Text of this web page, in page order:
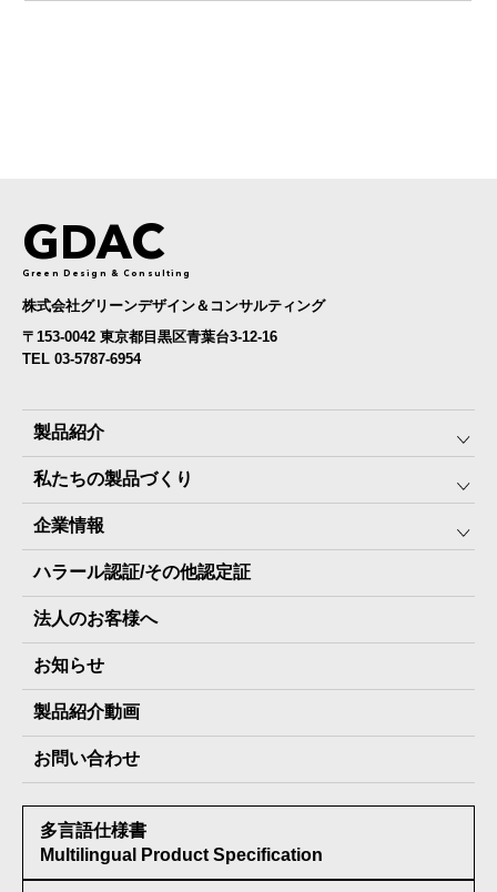
GDAC
Green Design & Consulting
株式会社グリーンデザイン＆コンサルティング
〒153-0042 東京都目黒区青葉台3-12-16
TEL 03-5787-6954
製品紹介
みんなの保存⾷
The Next Dekade10年保存
The Next Dekade7年保存
JARAペットフード7年保存
その他製品
私たちの製品づくり
SDGSへの取り組み
JARA(ペット⽤防災備蓄⾷)について
地産地消パッケージについて
企業情報
社⻑ご挨拶
スタッフ紹介
会社概要
製品納入実績
情報セキュリティ基本方針
受賞歴
ハラール認証/その他認定証
法人のお客様へ
お知らせ
製品紹介動画
お問い合わせ
多言語仕様書
Multilingual Product Specification